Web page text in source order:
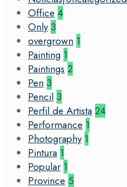
Office 4
Only 3
overgrown 1
Painting 1
Paintings 2
Pen 3
Pencil 3
Perfil de Artista 24
Performance 1
Photography 1
Pintura 1
Popular 1
Province 5